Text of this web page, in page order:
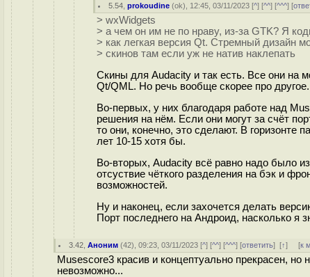
5.54 ,prokoudine (ok), 12:45, 03/11/2023 [^] [^^] [^^^] [
> wxWidgets
> а чем он им не по нраву, из-за GTK? Я
> как легкая версия Qt. Стремный дизайн
> скинов там если уж не натив наклепать
Скины для Audacity и так есть. Все они на
Qt/QML. Но речь вообще скорее про другое.
Во-первых, у них благодаря работе над
решения на нём. Если они могут за счёт
то они, конечно, это сделают. В горизонте
лет 10-15 хотя бы.
Во-вторых, Audacity всё равно надо было
отсуствие чёткого разделения на бэк и
возможностей.
Ну и наконец, если захочется делать
Порт последнего на Андроид, насколько я
3.42 ,Аноним (42), 09:23, 03/11/2023 [^] [^^] [^^^] [ответить][↑] [к
Musescore3 красив и концептуально прекрасен,
невозможно...